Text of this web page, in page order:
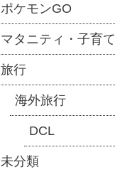
ポケモンGO
マタニティ・子育て
旅行
海外旅行
DCL
未分類